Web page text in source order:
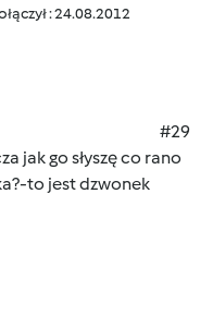
: 24.08.2012
#29
jak go słyszę co rano
to jest dzwonek